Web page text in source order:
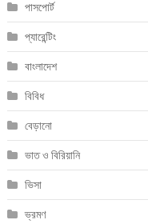
পাসপোর্ট
প্যারেন্টিং
বাংলাদেশ
বিবিধ
বেড়ানো
ভাত ও বিরিয়ানি
ভিসা
ভ্রমণ